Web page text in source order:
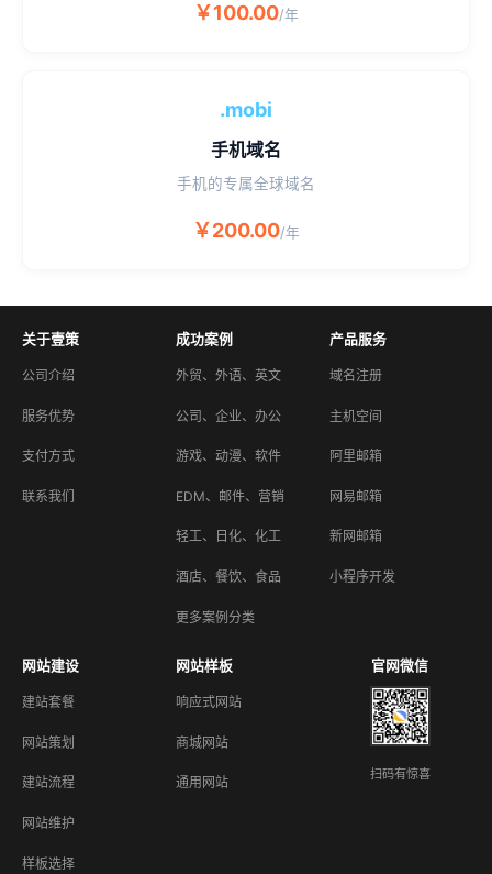
￥100.00/年
.mobi
手机域名
手机的专属全球域名
￥200.00/年
关于壹策
公司介绍
服务优势
支付方式
联系我们
成功案例
外贸、外语、英文
公司、企业、办公
游戏、动漫、软件
EDM、邮件、营销
轻工、日化、化工
酒店、餐饮、食品
更多案例分类
产品服务
域名注册
主机空间
阿里邮箱
网易邮箱
新网邮箱
小程序开发
网站建设
建站套餐
网站策划
建站流程
网站维护
样板选择
网站样板
响应式网站
商城网站
通用网站
官网微信
扫码有惊喜